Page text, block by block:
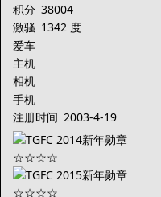
积分 38004
激骚 1342 度
爱车
主机
相机
手机
注册时间 2003-4-19